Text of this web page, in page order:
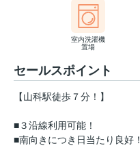
室内洗濯機
置場
セールスポイント
【山科駅徒歩７分！】
■３沿線利用可能！
■南向きにつき日当たり良好！